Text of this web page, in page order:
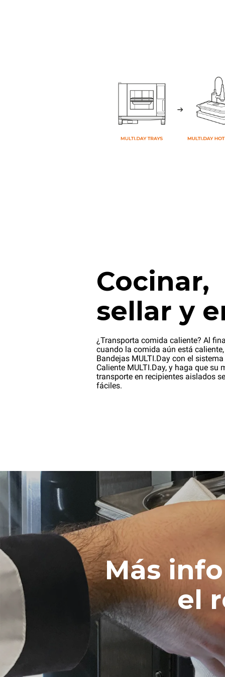
Cocinar,
sellar y
¿Transporta comida caliente? Al
cuando la comida aún está
Bandejas MULTI.Day con el
Caliente MULTI.Day, y haga que su
transporte en recipientes aislados
fáciles.
Más
el